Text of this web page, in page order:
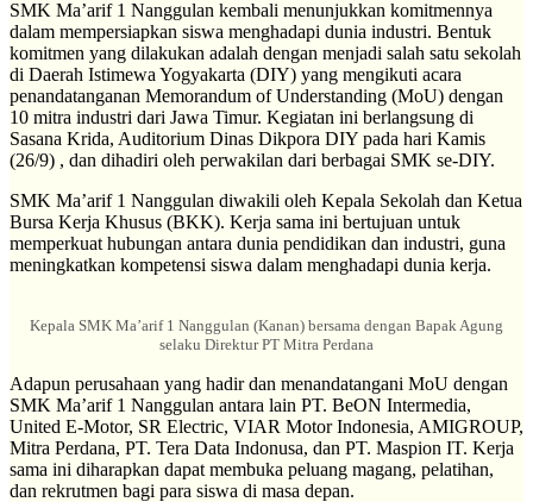
SMK Ma’arif 1 Nanggulan kembali menunjukkan komitmennya
dalam mempersiapkan siswa menghadapi dunia industri. Bentuk
komitmen yang dilakukan adalah dengan menjadi salah satu sekolah
di Daerah Istimewa Yogyakarta (DIY) yang mengikuti acara
penandatanganan Memorandum of Understanding (MoU) dengan
10 mitra industri dari Jawa Timur. Kegiatan ini berlangsung di
Sasana Krida, Auditorium Dinas Dikpora DIY pada hari Kamis
(26/9) , dan dihadiri oleh perwakilan dari berbagai SMK se-DIY.
SMK Ma’arif 1 Nanggulan diwakili oleh Kepala Sekolah dan Ketua
Bursa Kerja Khusus (BKK). Kerja sama ini bertujuan untuk
memperkuat hubungan antara dunia pendidikan dan industri, guna
meningkatkan kompetensi siswa dalam menghadapi dunia kerja.
Kepala SMK Ma’arif 1 Nanggulan (Kanan) bersama dengan Bapak Agung
selaku Direktur PT Mitra Perdana
Adapun perusahaan yang hadir dan menandatangani MoU dengan
SMK Ma’arif 1 Nanggulan antara lain PT. BeON Intermedia,
United E-Motor, SR Electric, VIAR Motor Indonesia, AMIGROUP,
Mitra Perdana, PT. Tera Data Indonusa, dan PT. Maspion IT. Kerja
sama ini diharapkan dapat membuka peluang magang, pelatihan,
dan rekrutmen bagi para siswa di masa depan.